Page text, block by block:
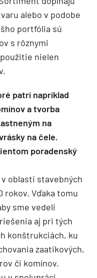
alebo v podobe
portfólia sú
s rôznymi
nielen
patrí napríklad
a tvorba
na
na čele.
poradenský
oblasti stavebných
rokov. Vďaka tomu
sme vedeli
aj pri tých
konštrukciách, ku
zaatikových,
či komínov.